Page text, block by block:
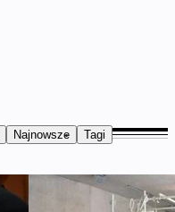
Najnowsze Tagi